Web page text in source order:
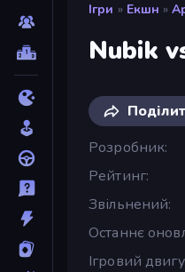
Ігри » Екшн »
Nubik
Розробник
Рейтинг
Звільнений
Останнє
Ігровий